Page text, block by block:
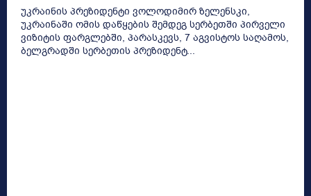
უკრაინის პრეზიდენტი ვოლოდიმირ ზელენსკი,
უკრაინაში ომის დაწყების შემდეგ სერბეთში პირველი
ვიზიტის ფარგლებში, პარასკევს, 7 აგვისტოს საღამოს,
ბელგრადში სერბეთის პრეზიდენტ...